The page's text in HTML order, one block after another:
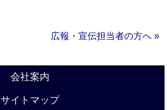
広報・宣伝担当者の方へ »
会社案内
サイトマップ